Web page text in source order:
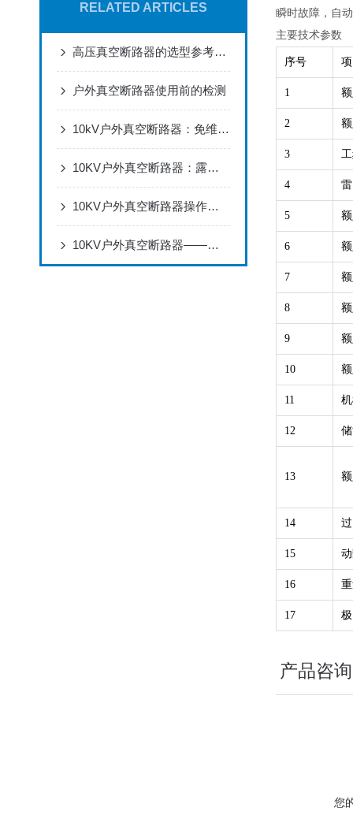
RELATED ARTICLES
高压真空断路器的选型参考了解下呢
户外真空断路器使用前的检测
10kV户外真空断路器：免维护设计，适配电网架空线路分合闸
10KV户外真空断路器：露天用不怕风吹雨打，配电线路断电合闸超可靠
10KV户外真空断路器操作全流程：安装调试、分合闸操作与状态检查
10KV户外真空断路器——保障电力系统可靠供电的重要设备
瞬时故障，自
主要技术参数
序号
1
2
3
4
5
6
7
8
9
10
11
12
13
14
15
16
17
产品咨询
您